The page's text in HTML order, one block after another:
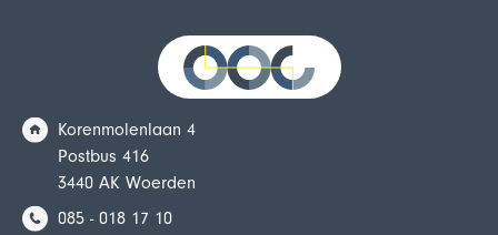
Korenmolenlaan 4
Postbus 416
3440 AK Woerden
085 - 018 17 10